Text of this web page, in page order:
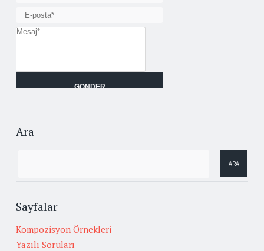
Ara
Sayfalar
Kompozisyon Örnekleri
Yazılı Soruları